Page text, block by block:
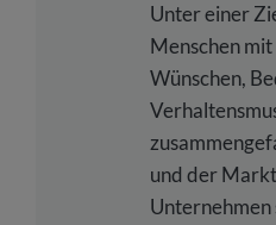
Unter einer
Menschen
Wünschen,
und der
Unternehmen